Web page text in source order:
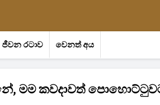
ජීවන රටාව වෙනත් අය
මම කවදාවත්